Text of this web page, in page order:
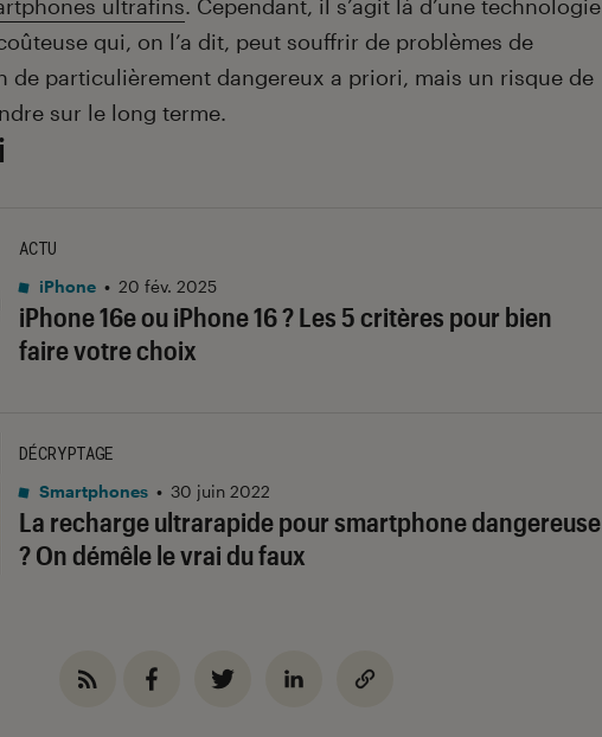
ultrafins. Cependant, il s’agit là d’une technologie
qui, on l’a dit, peut souffrir de problèmes de
de particulièrement dangereux a priori, mais un risque de
sur le long terme.
iPhone 16e ou iPhone 16 ? Les 5 critères pour bien
faire votre choix
ACTU
iPhone • 20 fév. 2025
La recharge ultrarapide pour smartphone dangereuse
? On démêle le vrai du faux
DÉCRYPTAGE
Smartphones • 30 juin 2022